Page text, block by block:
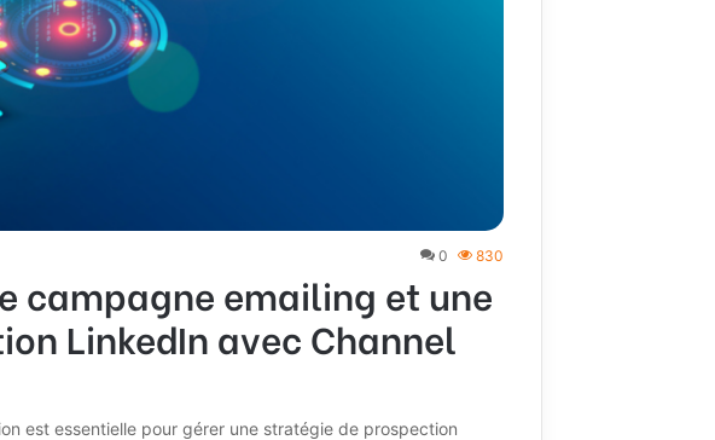
0 830
campagne emailing et une
LinkedIn avec Channel
est essentielle pour gérer une stratégie de prospection